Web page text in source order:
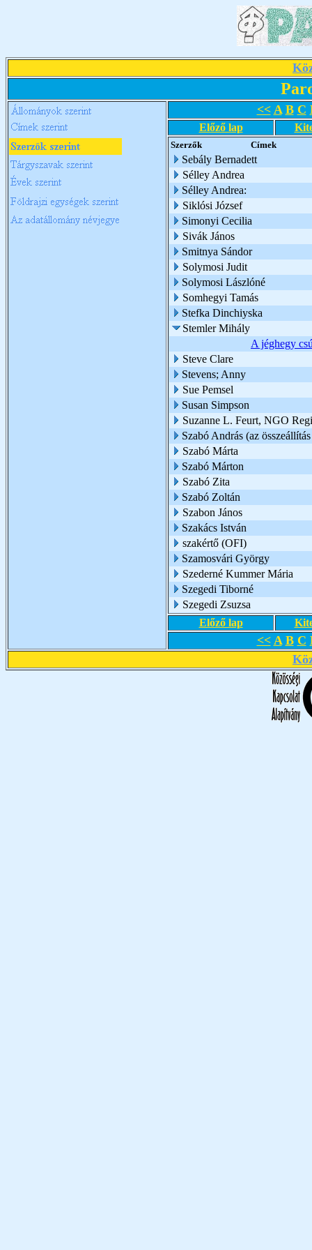
<< A B C
Előző lap
Szerzők Címek
Sebály Bernadett
Sélley Andrea
Sélley Andrea:
Siklósi József
Simonyi Cecilia
Sivák János
Smitnya Sándor
Solymosi Judit
Solymosi Lászlóné
Somhegyi Tamás
Stefka Dinchiyska
Stemler Mihály
A jéghegy
Steve Clare
Stevens; Anny
Sue Pemsel
Susan Simpson
Suzanne L. Feurt, NGO
Szabó András (az
Szabó Márta
Szabó Márton
Szabó Zita
Szabó Zoltán
Szabon János
Szakács István
szakértő (OFI)
Szamosvári György
Szederné Kummer Mária
Szegedi Tiborné
Szegedi Zsuzsa
Előző lap
<< A B C